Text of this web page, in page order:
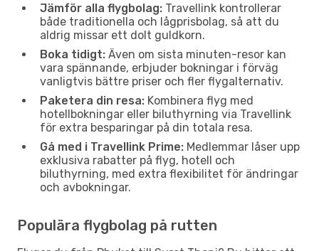
Jämför alla flygbolag: Travellink kontrollerar
både traditionella och lågprisbolag, så att du
aldrig missar ett dolt guldkorn.
Boka tidigt: Även om sista minuten-resor kan
vara spännande, erbjuder bokningar i förväg
vanligtvis bättre priser och fler flygalternativ.
Paketera din resa: Kombinera flyg med
hotellbokningar eller biluthyrning via Travellink
för extra besparingar på din totala resa.
Gå med i Travellink Prime: Medlemmar låser upp
exklusiva rabatter på flyg, hotell och
biluthyrning, med extra flexibilitet för ändringar
och avbokningar.
Populära flygbolag på rutten